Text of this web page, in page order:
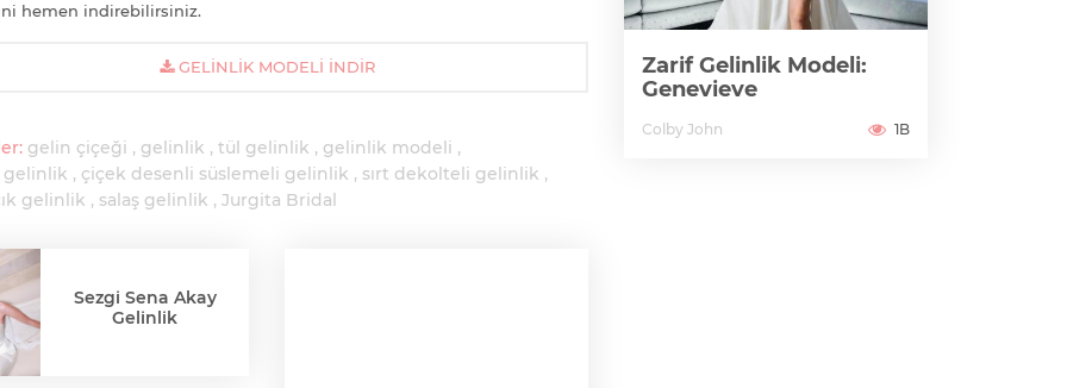
hemen indirebilirsiniz.
GELINLIK MODELI İNDIR
gelin çiçeği gelinlik tül gelinlik
gelinlik modeli
gelinlik
çiçek desenli süslemeli gelinlik
sırt dekolteli gelinlik
gelinlik
salaş gelinlik Jurgita Bridal
Sezgi Sena Akay
Gelinlik
Zarif Gelinlik Modeli:
Genevieve
Colby John 1B